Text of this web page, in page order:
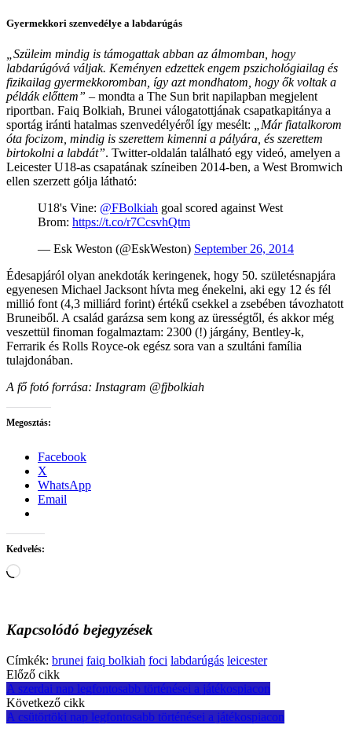
Gyermekkori szenvedélye a labdarúgás
„Szüleim mindig is támogattak abban az álmomban, hogy
labdarúgóvá váljak. Keményen edzettek engem pszichológiailag és
fizikailag gyermekkoromban, így azt mondhatom, hogy ők voltak a
példák előttem” – mondta a The Sun brit napilapban megjelent
riportban. Faiq Bolkiah, Brunei válogatottjának csapatkapitánya a
sportág iránti hatalmas szenvedélyéről így mesélt:
„Már fiatalkorom
óta focizom, mindig is szerettem kimenni a pályára, és szerettem
birtokolni a labdát”. Twitter-oldalán található egy videó, amelyen a
Leicester U18-as csapatának színeiben 2014-ben, a West Bromwich
ellen szerzett gólja látható:
U18's Vine: @FBolkiah goal scored against West
Brom: https://t.co/r7CcsvhQtm
— Esk Weston (@EskWeston) September 26, 2014
Édesapjáról olyan anekdoták keringenek, hogy 50. születésnapjára
egyenesen Michael Jacksont hívta meg énekelni, aki egy 12 és fél
millió font (4,3 milliárd forint) értékű csekkel a zsebében távozhatott
Bruneiből. A család garázsa sem kong az ürességtől, és akkor még
veszettül finoman fogalmaztam: 2300 (!) járgány, Bentley-k,
Ferrarik és Rolls Royce-ok egész sora van a szultáni família
tulajdonában.
A fő fotó forrása: Instagram @fjbolkiah
Megosztás:
Facebook
X
WhatsApp
Email
Kedvelés:
Loading…
Kapcsolódó bejegyzések
Címkék: brunei faiq bolkiah foci labdarúgás leicester
Post
navigation
Előző cikk
A szerdai nap legfontosabb történései a játékospiacon
Következő cikk
A csütörtöki nap legfontosabb történései a játékospiacon